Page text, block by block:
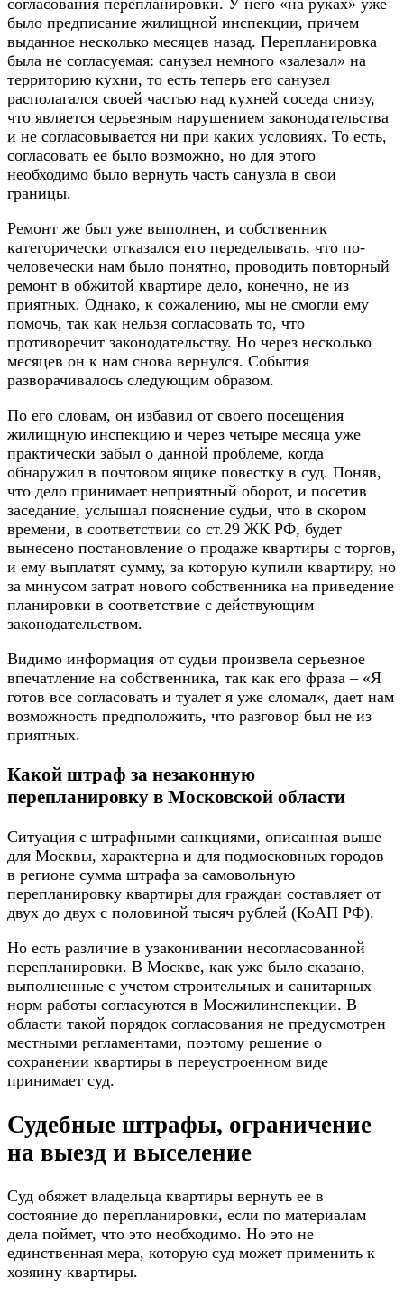
согласования перепланировки. У него «на руках» уже
было предписание жилищной инспекции, причем
выданное несколько месяцев назад. Перепланировка
была не согласуемая: санузел немного «залезал» на
территорию кухни, то есть теперь его санузел
располагался своей частью над кухней соседа снизу,
что является серьезным нарушением законодательства
и не согласовывается ни при каких условиях. То есть,
согласовать ее было возможно, но для этого
необходимо было вернуть часть санузла в свои
границы.
Ремонт же был уже выполнен, и собственник
категорически отказался его переделывать, что по-
человечески нам было понятно, проводить повторный
ремонт в обжитой квартире дело, конечно, не из
приятных. Однако, к сожалению, мы не смогли ему
помочь, так как нельзя согласовать то, что
противоречит законодательству. Но через несколько
месяцев он к нам снова вернулся. События
разворачивалось следующим образом.
По его словам, он избавил от своего посещения
жилищную инспекцию и через четыре месяца уже
практически забыл о данной проблеме, когда
обнаружил в почтовом ящике повестку в суд. Поняв,
что дело принимает неприятный оборот, и посетив
заседание, услышал пояснение судьи, что в скором
времени, в соответствии со ст.29 ЖК РФ, будет
вынесено постановление о продаже квартиры с торгов,
и ему выплатят сумму, за которую купили квартиру, но
за минусом затрат нового собственника на приведение
планировки в соответствие с действующим
законодательством.
Видимо информация от судьи произвела серьезное
впечатление на собственника, так как его фраза – «Я
готов все согласовать и туалет я уже сломал«, дает нам
возможность предположить, что разговор был не из
приятных.
Какой штраф за незаконную
перепланировку в Московской области
Ситуация с штрафными санкциями, описанная выше
для Москвы, характерна и для подмосковных городов –
в регионе сумма штрафа за самовольную
перепланировку квартиры для граждан составляет от
двух до двух с половиной тысяч рублей (КоАП РФ).
Но есть различие в узаконивании несогласованной
перепланировки. В Москве, как уже было сказано,
выполненные с учетом строительных и санитарных
норм работы согласуются в Мосжилинспекции. В
области такой порядок согласования не предусмотрен
местными регламентами, поэтому решение о
сохранении квартиры в переустроенном виде
принимает суд.
Судебные штрафы, ограничение
на выезд и выселение
Суд обяжет владельца квартиры вернуть ее в
состояние до перепланировки, если по материалам
дела поймет, что это необходимо. Но это не
единственная мера, которую суд может применить к
хозяину квартиры.